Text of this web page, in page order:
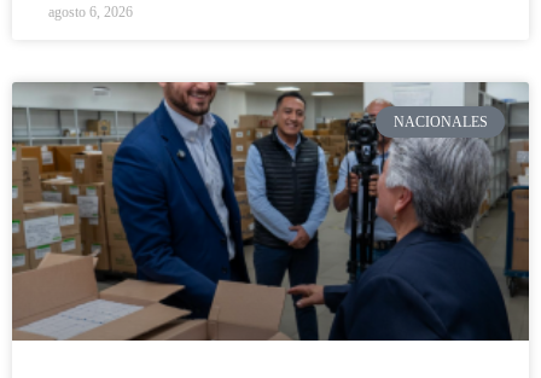
agosto 6, 2026
NACIONALES